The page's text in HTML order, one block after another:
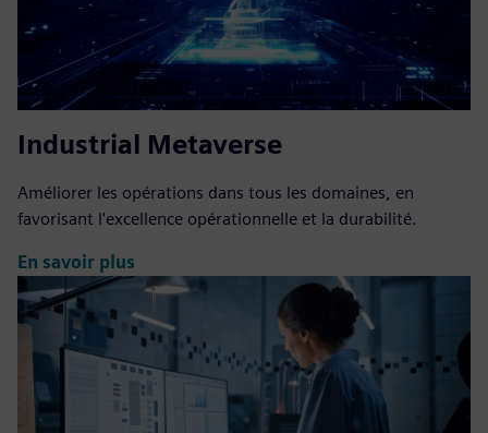
Industrial Metaverse
Améliorer les opérations dans tous les domaines, en
favorisant l'excellence opérationnelle et la durabilité.
En savoir plus